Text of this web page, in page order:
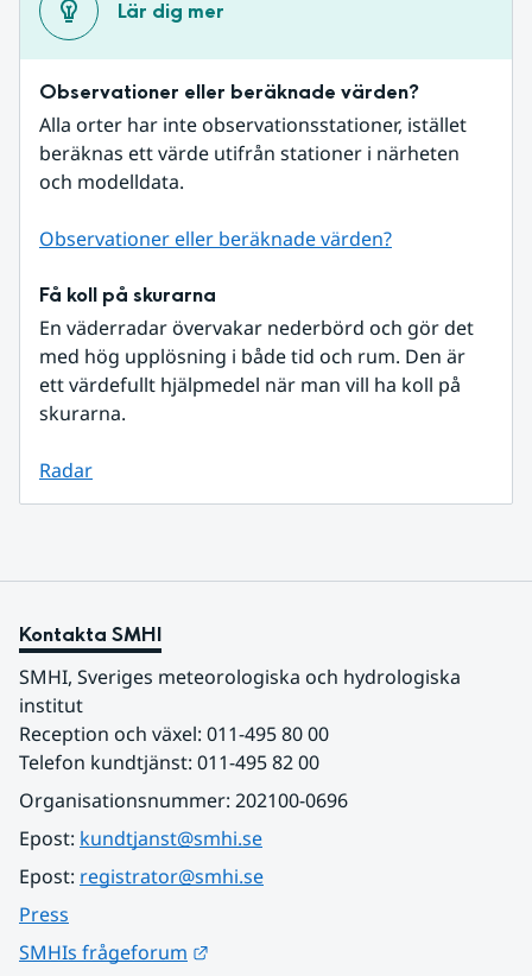
Lär dig mer
Observationer eller beräknade värden?
Alla orter har inte observationsstationer, istället
beräknas ett värde utifrån stationer i närheten
och modelldata.
Observationer eller beräknade värden?
Få koll på skurarna
En väderradar övervakar nederbörd och gör det
med hög upplösning i både tid och rum. Den är
ett värdefullt hjälpmedel när man vill ha koll på
skurarna.
Radar
Kontakta SMHI
SMHI, Sveriges meteorologiska och hydrologiska
institut
Reception och växel: 011-495 80 00
Telefon kundtjänst: 011-495 82 00
Organisationsnummer: 202100-0696
Epost: kundtjanst@smhi.se
Epost: registrator@smhi.se
Press
SMHIs frågeforum